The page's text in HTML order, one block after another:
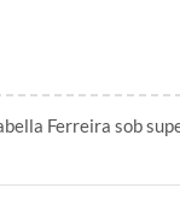
Ferreira sob